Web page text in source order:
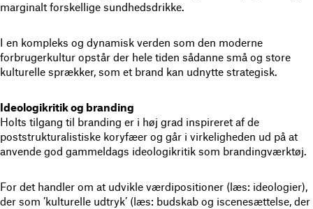
marginalt forskellige sundhedsdrikke.
I en kompleks og dynamisk verden som den moderne
forbrugerkultur opstår der hele tiden sådanne små og store
kulturelle sprækker, som et brand kan udnytte strategisk.
Ideologikritik og branding
Holts tilgang til branding er i høj grad inspireret af de
poststrukturalistiske koryfæer og går i virkeligheden ud på at
anvende god gammeldags ideologikritik som brandingværktøj.
For det handler om at udvikle værdipositioner (læs: ideologier),
der som ’kulturelle udtryk’ (læs: budskab og iscenesættelse, der